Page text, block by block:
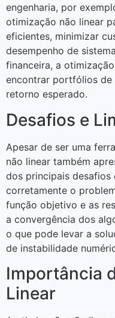
engenharia, por
otimização não linear
eficientes, minimizar
desempenho de
financeira, a
encontrar portfólios de
retorno esperado.
Desafios e
Apesar de ser uma
não linear também
dos principais desafios
corretamente o
função objetivo e as
a convergência dos
o que pode levar a
de instabilidade
Importância
Linear